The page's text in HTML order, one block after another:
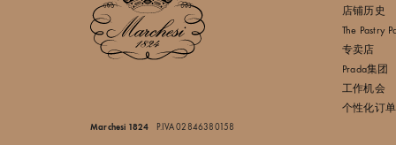
店铺历史
The Pastry
专卖店
Prada集团
工作机会
个性化订单
Marchesi 1824 P.IVA 02846380158